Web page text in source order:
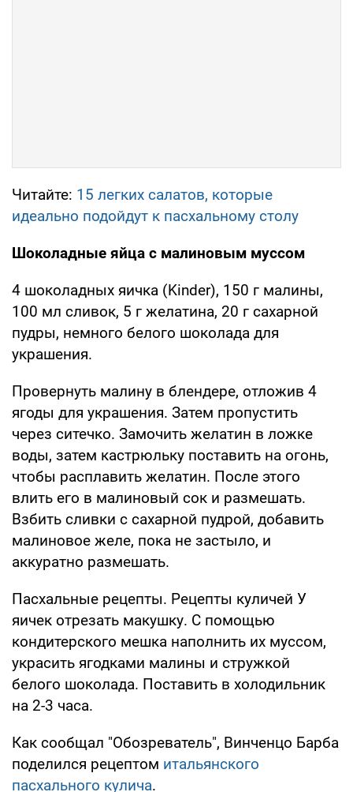
Читайте: 15 легких салатов, которые
идеально подойдут к пасхальному столу
Шоколадные яйца с малиновым муссом
4 шоколадных яичка (Kinder), 150 г малины,
100 мл сливок, 5 г желатина, 20 г сахарной
пудры, немного белого шоколада для
украшения.
Провернуть малину в блендере, отложив 4
ягоды для украшения. Затем пропустить
через ситечко. Замочить желатин в ложке
воды, затем кастрюльку поставить на огонь,
чтобы расплавить желатин. После этого
влить его в малиновый сок и размешать.
Взбить сливки с сахарной пудрой, добавить
малиновое желе, пока не застыло, и
аккуратно размешать.
Пасхальные рецепты. Рецепты куличей У
яичек отрезать макушку. С помощью
кондитерского мешка наполнить их муссом,
украсить ягодками малины и стружкой
белого шоколада. Поставить в холодильник
на 2-3 часа.
Как сообщал "Обозреватель", Винченцо Барба
поделился рецептом итальянского
пасхального кулича.